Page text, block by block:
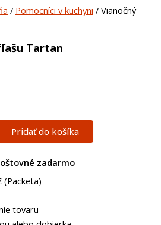
/ Pomocníci v kuchyni / Vianočný
Tartan
Pridať do košíka
zadarmo
(Packeta)
tovaru